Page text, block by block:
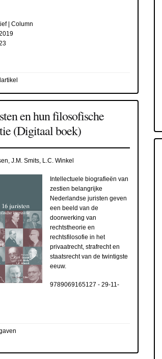
| Column
en hun filosofische
(Digitaal boek)
J.M. Smits, L.C. Winkel
Intellectuele biografieën van
zestien belangrijke
Nederlandse juristen geven
een beeld van de
doorwerking van
rechtstheorie en
rechtsfilosofie in het
privaatrecht, strafrecht en
staatsrecht van de twintigste
eeuw.
9789069165127 - 29-11-